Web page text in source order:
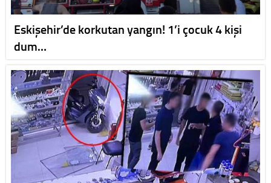
Eskişehir’de korkutan yangın! 1’i çocuk 4 kişi
dum…